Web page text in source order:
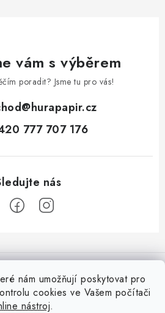
nám umožňují poskytovat pro
cookies ve Vašem počítači
nástroj.
vám s výběrem
poradit? Jsme tu pro vás!
@hurapapir.cz
777 707 176